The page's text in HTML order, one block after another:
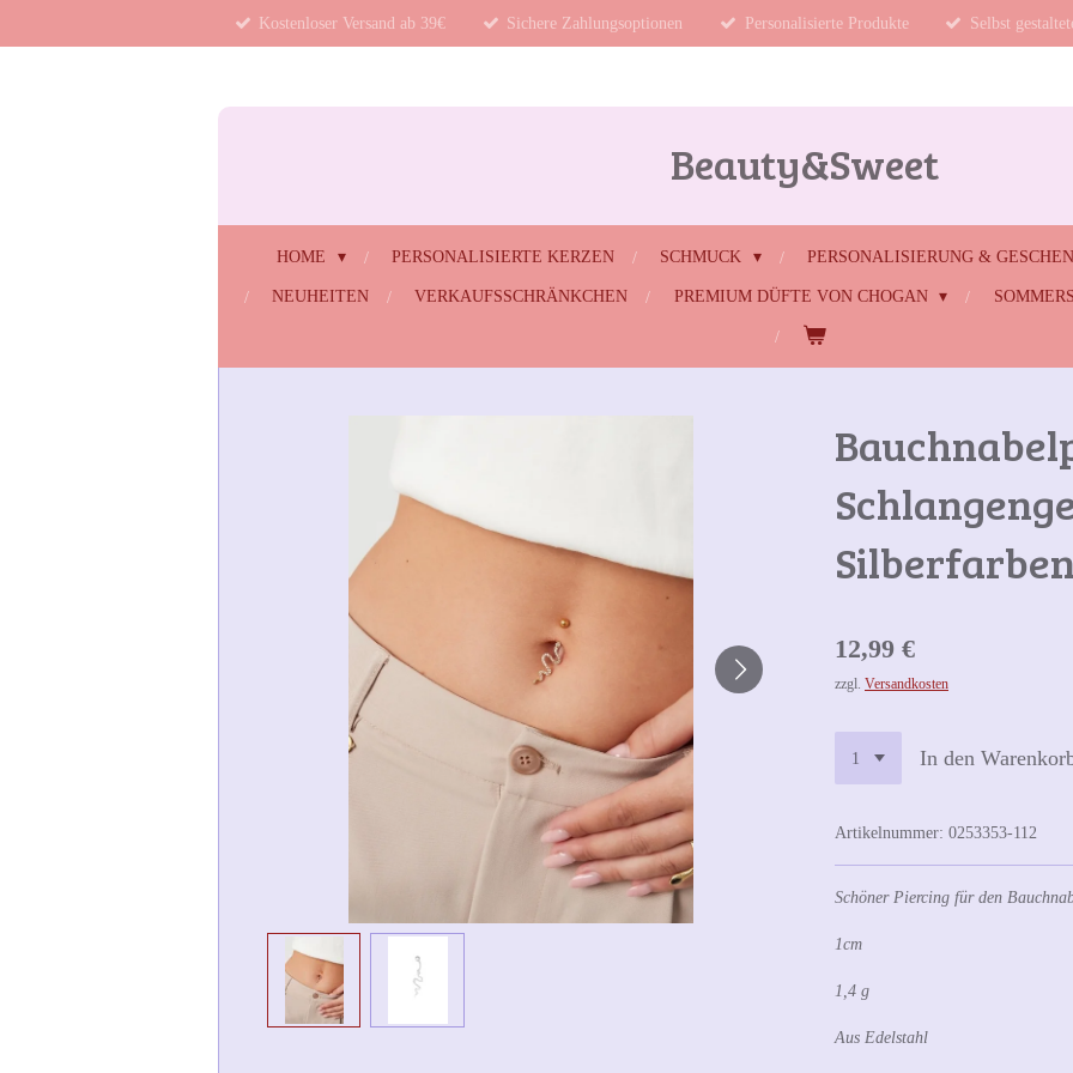
Kostenloser Versand ab 39€ Sichere Zahlungsoptionen Personalisierte Produkte Selbst
Beauty&Sweet
HOME PERSONALISIERTE KERZEN SCHMUCK PERSONALISIERUNG &
NEUHEITEN VERKAUFSSCHRÄNKCHEN PREMIUM DÜFTE VON CHOGAN
12,99 €
zzgl. Versandkosten
In den
Artikelnummer: 0253353-112
Schöner Piercing für den
1cm
1,4 g
Aus Edelstahl